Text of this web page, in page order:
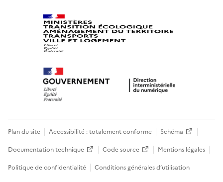
Plan du site Accessibilité : totalement conforme
Schéma
Documentation technique
Code source
Mentions légales
Politique de confidentialité
Conditions générales d’utilisation